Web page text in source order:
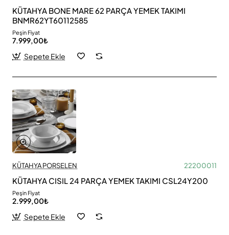
KÜTAHYA BONE MARE 62 PARÇA YEMEK TAKIMI
BNMR62YT60112585
Peşin Fiyat
7.999,00₺
Sepete Ekle
KÜTAHYA PORSELEN 22200011
KÜTAHYA CISIL 24 PARÇA YEMEK TAKIMI CSL24Y200
Peşin Fiyat
2.999,00₺
Sepete Ekle